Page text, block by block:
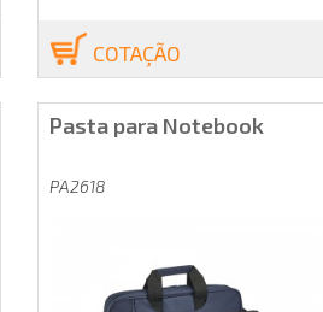
COTAÇÃO
Pasta para Notebook
PA2618